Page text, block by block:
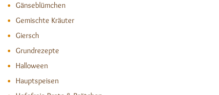
Gänseblümchen
Gemischte Kräuter
Giersch
Grundrezepte
Halloween
Hauptspeisen